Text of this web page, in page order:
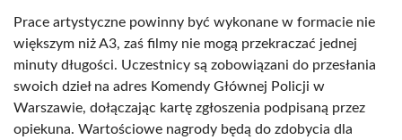
Prace artystyczne powinny być wykonane w formacie nie
większym niż A3, zaś filmy nie mogą przekraczać jednej
minuty długości. Uczestnicy są zobowiązani do przesłania
swoich dzieł na adres Komendy Głównej Policji w
Warszawie, dołączając kartę zgłoszenia podpisaną przez
opiekuna. Wartościowe nagrody będą do zdobycia dla